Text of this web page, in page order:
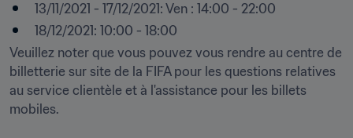
13/11/2021 - 17/12/2021: Ven : 14:00 - 22:00
18/12/2021: 10:00 - 18:00
Veuillez noter que vous pouvez vous rendre au centre de
billetterie sur site de la FIFA pour les questions relatives
au service clientèle et à l'assistance pour les billets
mobiles.